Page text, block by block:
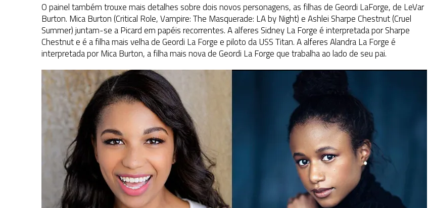
O painel também trouxe mais detalhes sobre dois novos personagens, as filhas de Geordi LaForge, de LeVar
Burton. Mica Burton (Critical Role, Vampire: The Masquerade: LA by Night) e Ashlei Sharpe Chestnut (Cruel
Summer) juntam-se a Picard em papéis recorrentes. A alferes Sidney La Forge é interpretada por Sharpe
Chestnut e é a filha mais velha de Geordi La Forge e piloto da USS Titan. A alferes Alandra La Forge é
interpretada por Mica Burton, a filha mais nova de Geordi La Forge que trabalha ao lado de seu pai.